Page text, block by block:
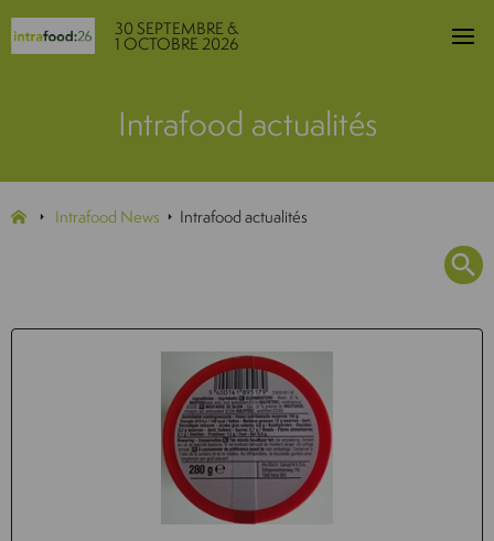
30 SEPTEMBRE &
1 OCTOBRE 2026
Intrafood actualités
Intrafood News Intrafood actualités